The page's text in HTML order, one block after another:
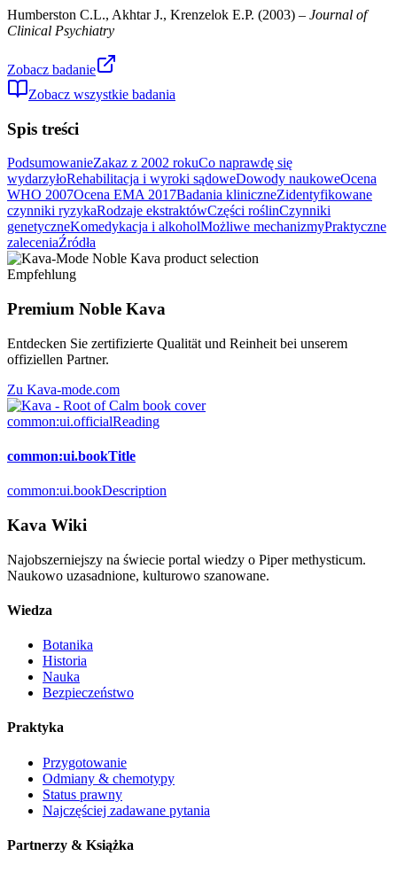
Humberston C.L., Akhtar J., Krenzelok E.P. (2003) – Journal of
Clinical Psychiatry
Zobacz badanie
Zobacz wszystkie badania
Spis treści
PodsumowanieZakaz z 2002 rokuCo naprawdę się
wydarzyłoRehabilitacja i wyroki sądoweDowody naukoweOcena
WHO 2007Ocena EMA 2017Badania kliniczneZidentyfikowane
czynniki ryzykaRodzaje ekstraktówCzęści roślinCzynniki
genetyczneKomedykacja i alkoholMożliwe mechanizmyPraktyczne
zaleceniaŹródła
Empfehlung
Premium Noble Kava
Entdecken Sie zertifizierte Qualität und Reinheit bei unserem
offiziellen Partner.
Zu Kava-mode.com
common:ui.officialReading
common:ui.bookTitle
common:ui.bookDescription
Kava Wiki
Najobszerniejszy na świecie portal wiedzy o Piper methysticum.
Naukowo uzasadnione, kulturowo szanowane.
Wiedza
Botanika
Historia
Nauka
Bezpieczeństwo
Praktyka
Przygotowanie
Odmiany & chemotypy
Status prawny
Najczęściej zadawane pytania
Partnerzy & Książka